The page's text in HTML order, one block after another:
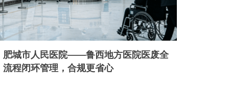
肥城市人民医院——鲁西地方医院医废全
流程闭环管理，合规更省心